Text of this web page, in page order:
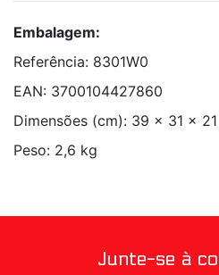
Embalagem:
Referência: 8301W0
EAN: 3700104427860
Dimensões (cm): 39 x 31 x
Peso: 2,6 kg
Junte-se à